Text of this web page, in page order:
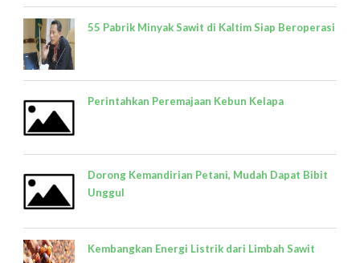
55 Pabrik Minyak Sawit di Kaltim Siap Beroperasi
Perintahkan Peremajaan Kebun Kelapa
Dorong Kemandirian Petani, Mudah Dapat Bibit
Unggul
Kembangkan Energi Listrik dari Limbah Sawit